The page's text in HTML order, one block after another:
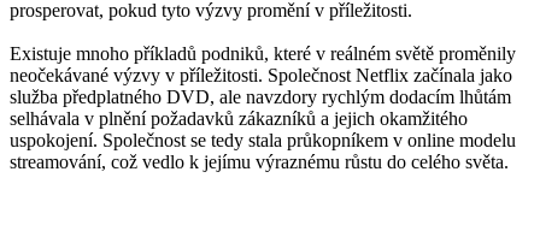
prosperovat, pokud tyto výzvy promění v příležitosti.
Existuje mnoho příkladů podniků, které v reálném světě proměnily
neočekávané výzvy v příležitosti. Společnost Netflix začínala jako
služba předplatného DVD, ale navzdory rychlým dodacím lhůtám
selhávala v plnění požadavků zákazníků a jejich okamžitého
uspokojení. Společnost se tedy stala průkopníkem v online modelu
streamování, což vedlo k jejímu výraznému růstu do celého světa.